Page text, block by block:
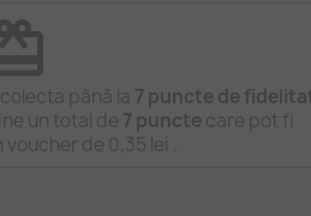
până la 7 puncte de
un total de 7 puncte care pot fi
de 0,35 lei